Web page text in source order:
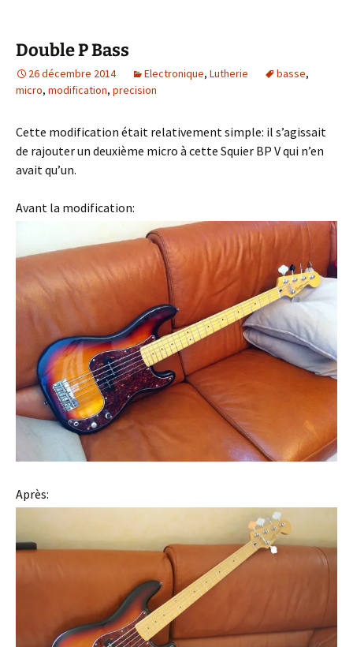
Double P Bass
26 décembre 2014 Electronique, Lutherie basse,
micro, modification, precision
Cette modification était relativement simple: il s’agissait
de rajouter un deuxième micro à cette Squier BP V qui n’en
avait qu’un.
Avant la modification:
Après: